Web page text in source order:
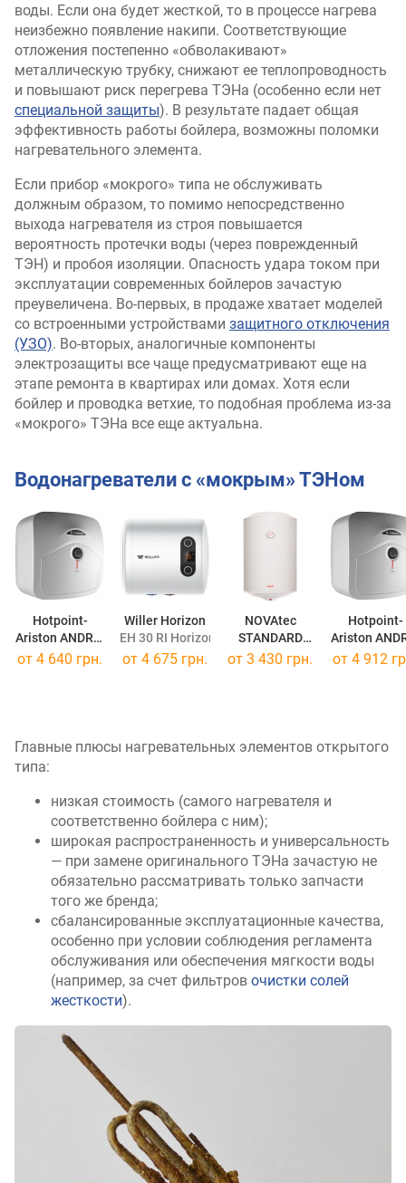
воды. Если она будет жесткой, то в процессе нагрева
неизбежно появление накипи. Соответствующие
отложения постепенно «обволакивают»
металлическую трубку, снижают ее теплопроводность
и повышают риск перегрева ТЭНа (особенно если нет
специальной защиты). В результате падает общая
эффективность работы бойлера, возможны поломки
нагревательного элемента.
Если прибор «мокрого» типа не обслуживать
должным образом, то помимо непосредственно
выхода нагревателя из строя повышается
вероятность протечки воды (через поврежденный
ТЭН) и пробоя изоляции. Опасность удара током при
эксплуатации современных бойлеров зачастую
преувеличена. Во-первых, в продаже хватает моделей
со встроенными устройствами защитного отключения
(УЗО). Во-вторых, аналогичные компоненты
электрозащиты все чаще предусматривают еще на
этапе ремонта в квартирах или домах. Хотя если
бойлер и проводка ветхие, то подобная проблема из-за
«мокрого» ТЭНа все еще актуальна.
Водонагреватели с «мокрым» ТЭНом
Hotpoint-
Ariston ANDRIS
RANDRIS R 15
Willer Horizon
EH 30 RI Horizon
NOVAtec
STANDARD
NT-S 50
Hotpoint-
Ariston
RANDRIS R
от 4 640 грн. от 4 675 грн. от 3 430 грн. от 4 912
Главные плюсы нагревательных элементов открытого
типа:
низкая стоимость (самого нагревателя и
соответственно бойлера с ним);
широкая распространенность и универсальность
— при замене оригинального ТЭНа зачастую не
обязательно рассматривать только запчасти
того же бренда;
сбалансированные эксплуатационные качества,
особенно при условии соблюдения регламента
обслуживания или обеспечения мягкости воды
(например, за счет фильтров очистки солей
жесткости).